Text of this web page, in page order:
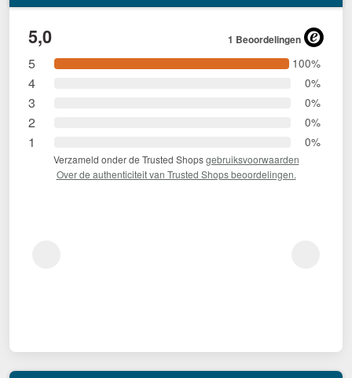
5,0 1 Beoordelingen
5 100%
4 0%
3 0%
2 0%
1 0%
Verzameld onder de Trusted Shopsgebruiksvoorwaarden
Over de authenticiteit van Trusted Shops beoordelingen.